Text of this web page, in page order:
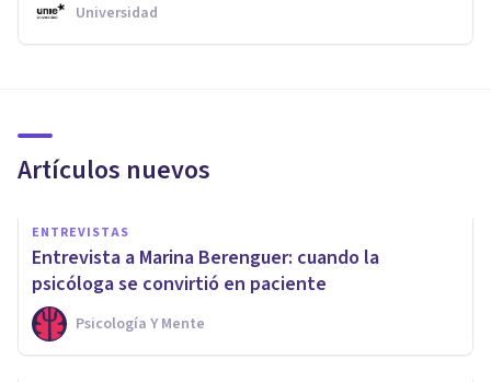
Universidad
Artículos nuevos
ENTREVISTAS
Entrevista a Marina Berenguer: cuando la
psicóloga se convirtió en paciente
Psicología Y Mente